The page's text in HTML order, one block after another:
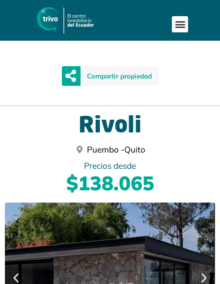
Compartir propiedad
Rivoli
Puembo -Quito
Precios desde
$138.065